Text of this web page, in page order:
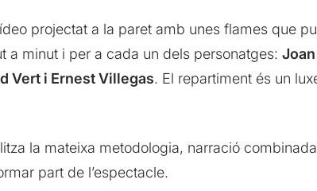
projectat a la paret amb unes flames que
a minut i per a cada un dels personatges:
Vert i Ernest Villegas. El repartiment és un
la mateixa metodologia, narració
part de l’espectacle.